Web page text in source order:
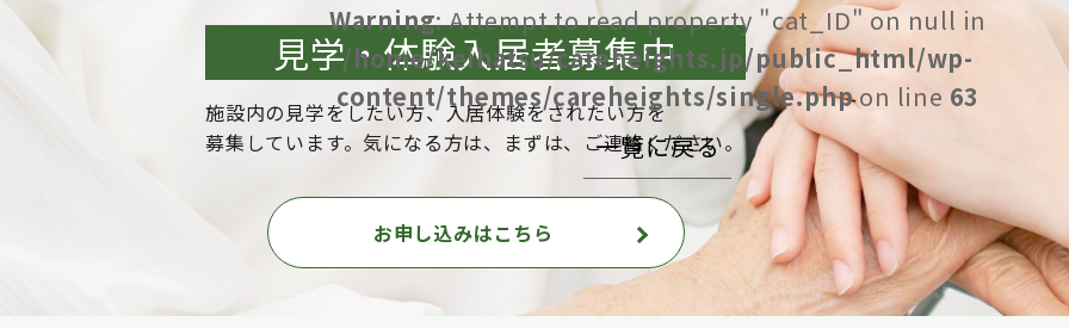
Warning: Attempt to read property "cat_ID" on null in
/home/keihatsu/careheights.jp/public_html/wp-
content/themes/careheights/single.phpon line 63
一覧に戻る
見学・体験入居者募集中
施設内の見学をしたい方、入居体験をされたい方を
募集しています。気になる方は、まずは、ご連絡ください。
お申し込みはこちら